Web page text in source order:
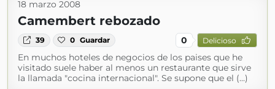
18 marzo 2008
Camembert rebozado
39 0 Guardar 0 Delicioso
En muchos hoteles de negocios de los paises que he
visitado suele haber al menos un restaurante que sirve
la llamada "cocina internacional". Se supone que el (...)